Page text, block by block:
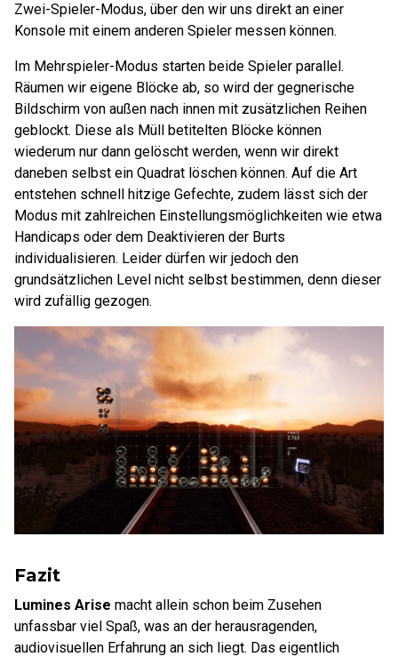
Zwei-Spieler-Modus, über den wir uns direkt an einer
Konsole mit einem anderen Spieler messen können.
Im Mehrspieler-Modus starten beide Spieler parallel.
Räumen wir eigene Blöcke ab, so wird der gegnerische
Bildschirm von außen nach innen mit zusätzlichen Reihen
geblockt. Diese als Müll betitelten Blöcke können
wiederum nur dann gelöscht werden, wenn wir direkt
daneben selbst ein Quadrat löschen können. Auf die Art
entstehen schnell hitzige Gefechte, zudem lässt sich der
Modus mit zahlreichen Einstellungsmöglichkeiten wie etwa
Handicaps oder dem Deaktivieren der Burts
individualisieren. Leider dürfen wir jedoch den
grundsätzlichen Level nicht selbst bestimmen, denn dieser
wird zufällig gezogen.
Fazit
Lumines Arise macht allein schon beim Zusehen
unfassbar viel Spaß, was an der herausragenden,
audiovisuellen Erfahrung an sich liegt. Das eigentlich